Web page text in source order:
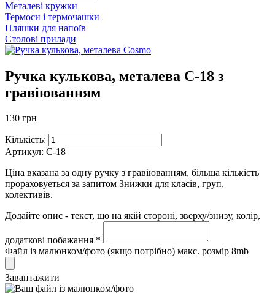
Металеві кружки
Термоси і термочашки
Пляшки для напоїв
Столові прилади
Ручка кулькова, металева C-18 з
гравіюванням
130 грн
Кількість:
Артикул: C-18
Ціна вказана за одну ручку з гравіюванням, більша кількість
прораховуеться за запитом Знижки для класів, груп,
колективів.
Додайте опис - текст, що на якій стороні, зверху/знизу, колір,
додаткові побажання *
Файл із малюнком/фото (якщо потрібно) макс. розмір 8mb
Завантажити